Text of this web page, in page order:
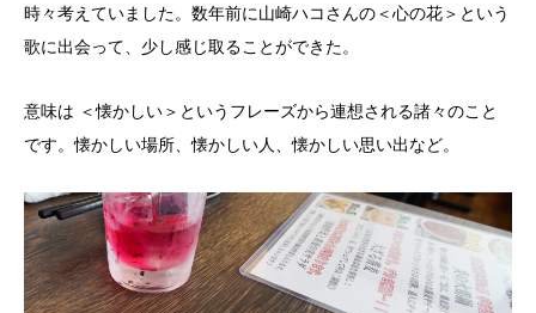
時々考えていました。数年前に山崎ハコさんの＜心の花＞という
歌に出会って、少し感じ取ることができた。
意味は ＜懐かしい＞というフレーズから連想される諸々のこと
です。懐かしい場所、懐かしい人、懐かしい思い出など。